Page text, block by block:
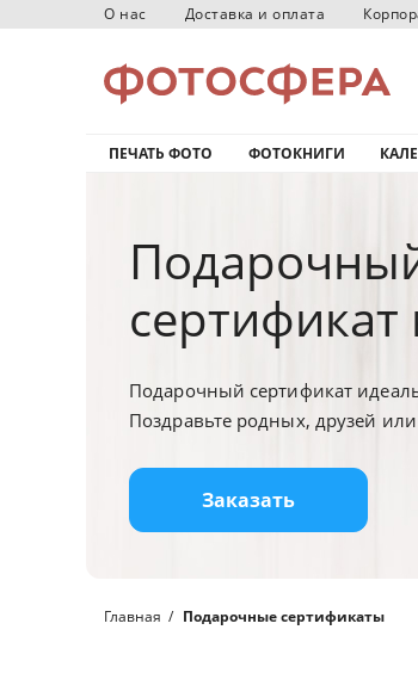
О нас Доставка и оплата
ПЕЧАТЬ ФОТО ФОТОКНИГИ
Подарочный сертификат
Поздравьте родных, друзей или
Заказать
Главная Подарочные сертификаты